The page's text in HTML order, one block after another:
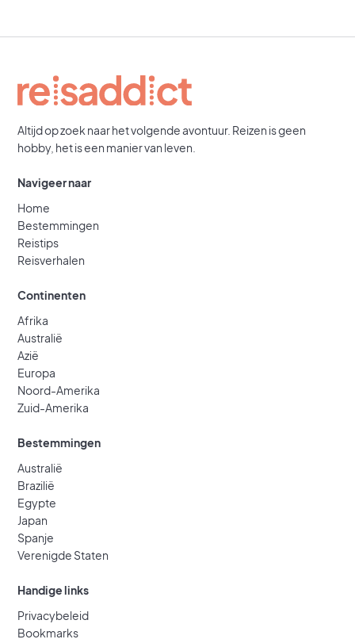
Altijd op zoek naar het volgende avontuur. Reizen is geen
hobby, het is een manier van leven.
Navigeer naar
Home
Bestemmingen
Reistips
Reisverhalen
Continenten
Afrika
Australië
Azië
Europa
Noord-Amerika
Zuid-Amerika
Bestemmingen
Australië
Brazilië
Egypte
Japan
Spanje
Verenigde Staten
Handige links
Privacybeleid
Bookmarks